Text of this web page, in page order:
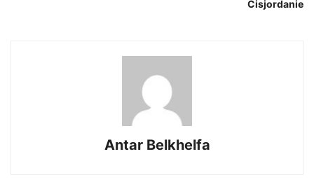
Cisjordanie
Antar Belkhelfa